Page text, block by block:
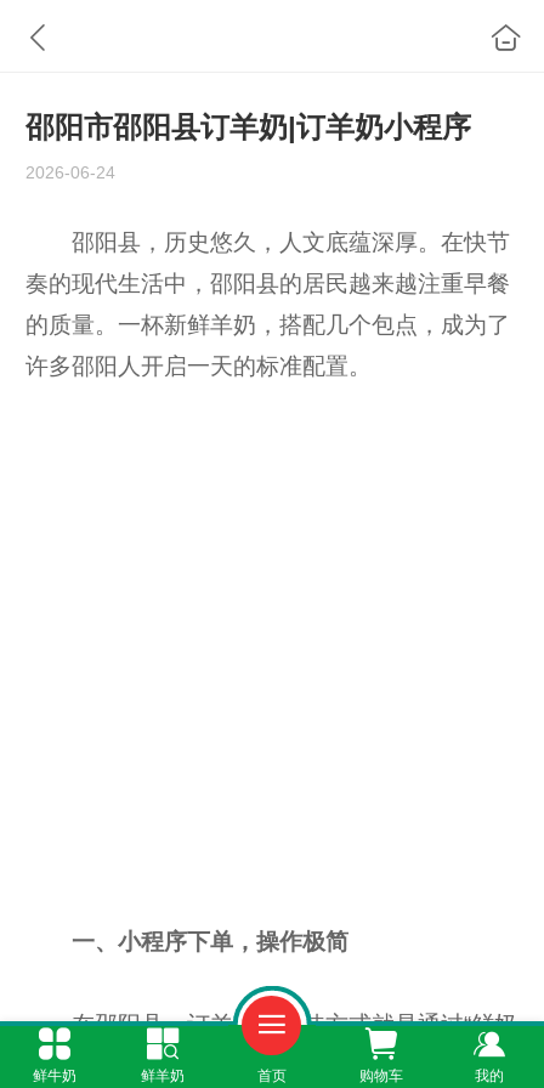
邵阳市邵阳县订羊奶|订羊奶小程序
2026-06-24
邵阳县，历史悠久，人文底蕴深厚。在快节
奏的现代生活中，邵阳县的居民越来越注重早餐
的质量。一杯新鲜羊奶，搭配几个包点，成为了
许多邵阳人开启一天的标准配置。
一、小程序下单，操作极简
在邵阳县，订羊奶的最佳方式就是通过“鲜奶
365”小程序。这是一个专为本地居民打造的线上
鲜牛奶 鲜羊奶 首页 购物车 我的